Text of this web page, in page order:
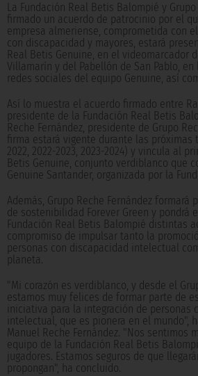
La Fundación Real Betis Balompié y
firmado un acuerdo de patrocinio por el
empresa almeriense, comprometida con
con discapacidad y mayores, estará
Real Betis Genuine, en el videomarcador
Villamarín y del Pabellón de San Pablo,
redes sociales del equipo Genuine, así
Así lo muestra el acuerdo firmado entre
presidente de la Fundación Real Betis
Reche Fernández, presidente de Grupo
firma estará vigente durante las próximas
2022, 2022-2023, 2023-2024) y vincula al
Betis Genuine, conjunto verdiblanco que
Genuine Santander, organizada por la
Además, Grupo Reche Fernández
de sostenibilidad Forever Green y pondrá
Fundación Real Betis Balompié distintas
compromiso de impulsar tanto la
personas con discapacidad intelectual
planeta.
"Mi corazón es verdiblanco, y desde el
estamos muy felices de formar parte de
iniciativa para la integración de personas
intelectual, que es pionera en el mundo",
Manuel Reche Fernández. "Nos sentimos
equipo de la Fundación Real Betis
jugadores. Estamos seguros de que
propongan", ha concluido.